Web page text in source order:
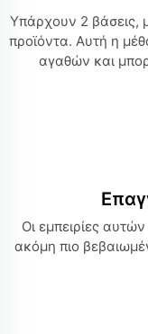
Υπάρχουν 2 βάσεις,
προϊόντα. Αυτή η
αγαθών και
Οι εμπειρίες
ακόμη πιο